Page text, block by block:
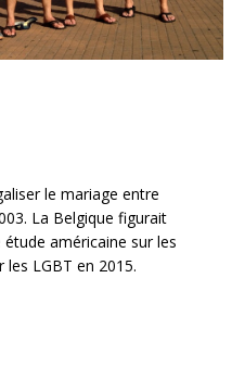
le mariage entre
La Belgique figurait
américaine sur les
LGBT en 2015.